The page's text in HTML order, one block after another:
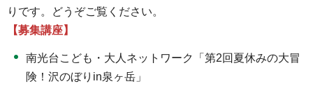
りです。どうぞご覧ください。
【募集講座】
南光台こども・大人ネットワーク「第2回夏休みの大冒
険！沢のぼりin泉ヶ岳」